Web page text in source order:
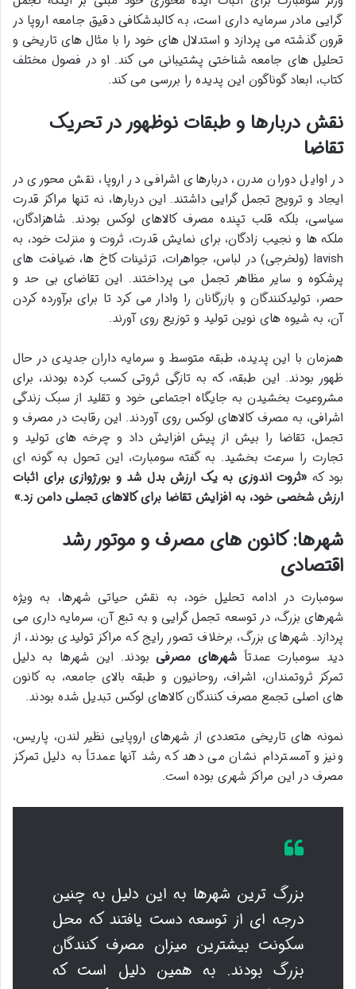
گرایی مادر سرمایه داری است، به کالبدشکافی دقیق جامعه اروپا در
قرون گذشته می پردازد و استدلال های خود را با مثال های تاریخی و
تحلیل های جامعه شناختی پشتیبانی می کند. او در فصول مختلف
کتاب، ابعاد گوناگون این پدیده را بررسی می کند.
نقش دربارها و طبقات نوظهور در تحریک
تقاضا
در اوایل دوران مدرن، دربارهای اشرافی در اروپا، نقش محوری در
ایجاد و ترویج تجمل گرایی داشتند. این دربارها، نه تنها مراکز قدرت
سیاسی، بلکه قلب تپنده مصرف کالاهای لوکس بودند. شاهزادگان،
ملکه ها و نجیب زادگان، برای نمایش قدرت، ثروت و منزلت خود، به
lavish (ولخرجی) در لباس، جواهرات، تزئینات کاخ ها، ضیافت های
پرشکوه و سایر مظاهر تجمل می پرداختند. این تقاضای بی حد و
حصر، تولیدکنندگان و بازرگانان را وادار می کرد تا برای برآورده کردن
آن، به شیوه های نوین تولید و توزیع روی آورند.
همزمان با این پدیده، طبقه متوسط و سرمایه داران جدیدی در حال
ظهور بودند. این طبقه، که به تازگی ثروتی کسب کرده بودند، برای
مشروعیت بخشیدن به جایگاه اجتماعی خود و تقلید از سبک زندگی
اشرافی، به مصرف کالاهای لوکس روی آوردند. این رقابت در مصرف و
تجمل، تقاضا را بیش از پیش افزایش داد و چرخه های تولید و
تجارت را سرعت بخشید. به گفته سومبارت، این تحول به گونه ای
بود که «ثروت اندوزی به یک ارزش بدل شد و بورژوازی برای اثبات
ارزش شخصی خود، به افزایش تقاضا برای کالاهای تجملی دامن زد.»
شهرها: کانون های مصرف و موتور رشد
اقتصادی
سومبارت در ادامه تحلیل خود، به نقش حیاتی شهرها، به ویژه
شهرهای بزرگ، در توسعه تجمل گرایی و به تبع آن، سرمایه داری می
پردازد. شهرهای بزرگ، برخلاف تصور رایج که مراکز تولیدی بودند، از
دید سومبارت عمدتاً شهرهای مصرفیبودند. این شهرها به دلیل
تمرکز ثروتمندان، اشراف، روحانیون و طبقه بالای جامعه، به کانون
های اصلی تجمع مصرف کنندگان کالاهای لوکس تبدیل شده بودند.
نمونه های تاریخی متعددی از شهرهای اروپایی نظیر لندن، پاریس،
ونیز و آمستردام نشان می دهد که رشد آنها عمدتاً به دلیل تمرکز
مصرف در این مراکز شهری بوده است.
بزرگ ترین شهرها به این دلیل به چنین
درجه ای از توسعه دست یافتند که محل
سکونت بیشترین میزان مصرف کنندگان
بزرگ بودند. به همین دلیل است که